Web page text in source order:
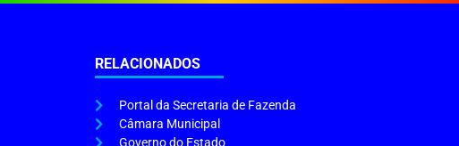
RELACIONADOS
Portal da Secretaria de Fazenda
Câmara Municipal
Governo do Estado